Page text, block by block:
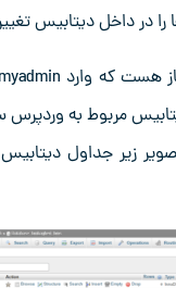
را در داخل دیتابیس
مربوط به وردپرس
زیر جداول